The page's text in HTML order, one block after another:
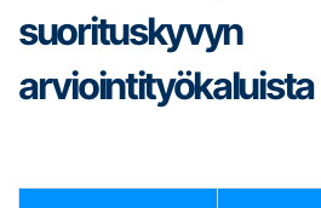
suorituskyvyn
arviointityökaluista